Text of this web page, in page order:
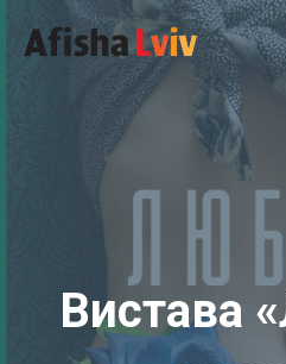
Перейти
Вистава